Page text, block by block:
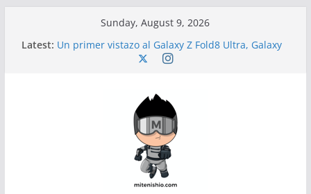
Sunday, August 9, 2026
Latest: Un primer vistazo al Galaxy Z Fold8 Ultra, Galaxy
Z Fold8 y Galaxy Z Flip8
Conferencistas analizarán los desafíos que
redefinen el futuro de las finanzas y la economía
Segunda edición de Marketing Unplugged
impulsa el marketing con propósito
Alerta sobre nueva campaña de ciberataques
que afecta a organizaciones de América Latina